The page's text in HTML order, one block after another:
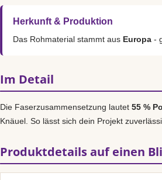
Herkunft & Produktion
Das Rohmaterial stammt aus Europa -
Im Detail
Die Faserzusammensetzung lautet 55 %
Knäuel. So lässt sich dein Projekt
Produktdetails auf einen